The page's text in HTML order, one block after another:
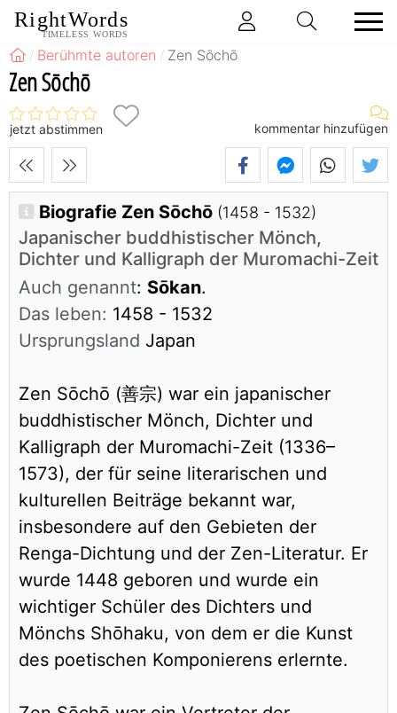
RightWords
TIMELESS WORDS
Berühmte autoren Zen Sōchō
Zen Sōchō
jetzt abstimmen kommentar hinzufügen
Biografie Zen Sōchō (1458 - 1532)
Japanischer buddhistischer Mönch,
Dichter und Kalligraph der Muromachi-Zeit
Auch genannt: Sōkan.
Das leben: 1458 - 1532
Ursprungsland Japan
Zen Sōchō (善宗) war ein japanischer
buddhistischer Mönch, Dichter und
Kalligraph der Muromachi-Zeit (1336–
1573), der für seine literarischen und
kulturellen Beiträge bekannt war,
insbesondere auf den Gebieten der
Renga-Dichtung und der Zen-Literatur. Er
wurde 1448 geboren und wurde ein
wichtiger Schüler des Dichters und
Mönchs Shōhaku, von dem er die Kunst
des poetischen Komponierens erlernte.